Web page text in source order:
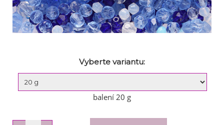
Vyberte variantu:
balení 20 g